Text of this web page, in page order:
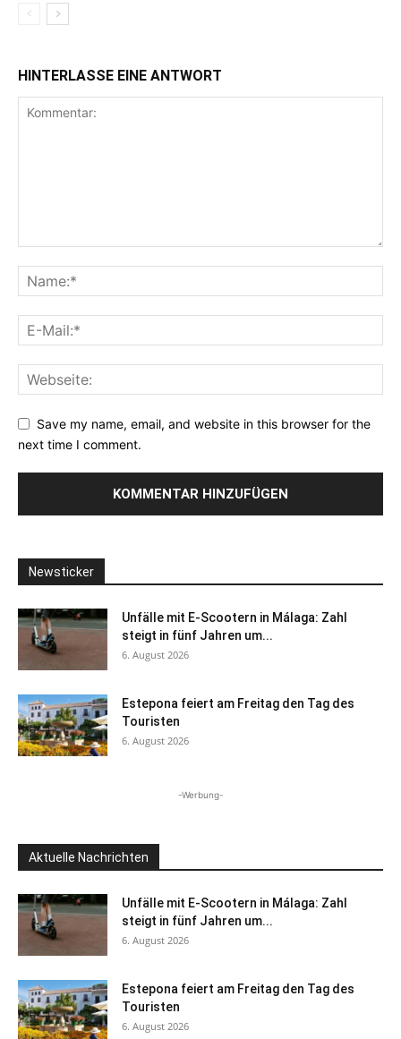
HINTERLASSE EINE ANTWORT
Save my name, email, and website in this browser for the
next time I comment.
Newsticker
Unfälle mit E-Scootern in Málaga: Zahl
steigt in fünf Jahren um...
6. August 2026
Estepona feiert am Freitag den Tag des
Touristen
6. August 2026
-Werbung-
Aktuelle Nachrichten
Unfälle mit E-Scootern in Málaga: Zahl
steigt in fünf Jahren um...
6. August 2026
Estepona feiert am Freitag den Tag des
Touristen
6. August 2026